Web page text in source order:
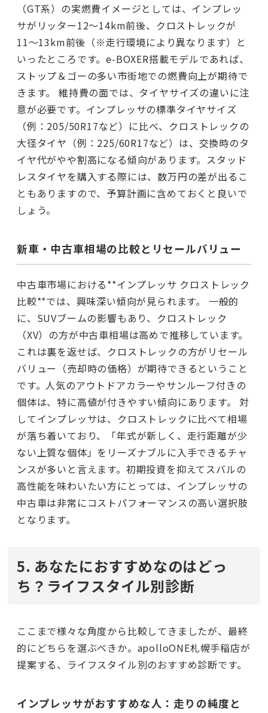
（GT系）の実燃費イメージとしては、インプレッ
サがリッター12〜14km前後、クロストレックが
11〜13km前後（※走行環境により異なります）と
いったところです。e-BOXER搭載モデルであれば、
ストップ＆ゴーの多い市街地での燃費向上が期待で
きます。 維持費の面では、タイヤサイズの違いに注
意が必要です。インプレッサの標準タイヤサイズ
（例：205/50R17など）に比べ、クロストレックの
大径タイヤ（例：225/60R17など）は、交換時のタ
イヤ代がやや割高になる傾向があります。スタッド
レスタイヤを購入する際には、数万円の差が出るこ
ともありますので、予算計画に含めておくと良いで
しょう。
新車・中古車相場の比較とリセールバリュー
中古車市場における**インプレッサ クロストレック
比較**では、興味深い傾向が見られます。 一般的
に、SUVブームの影響もあり、クロストレック
（XV）の方が中古車相場は高めで推移しています。
これは裏を返せば、クロストレックの方がリセール
バリュー（売却時の価格）が期待できるということ
です。人気のアウトドアカラーやサンルーフ付きの
個体は、特に高値が付きやすい傾向にあります。 対
してインプレッサは、クロストレックに比べて相場
が落ち着いており、「年式が新しく、走行距離が少
ない上質な個体」をリーズナブルに入手できるチャ
ンスが多いと言えます。初期投資を抑えてスバルの
高性能を味わいたい方にとっては、インプレッサの
中古車は非常にコストパフォーマンスの高い選択肢
となります。
5. あなたにおすすめなのはどっ
ち？ライフスタイル別診断
ここまで様々な角度から比較してきましたが、最終
的にどちらを選ぶべきか。apolloONE札幌手稲店が
提案する、ライフスタイル別のおすすめ診断です。
インプレッサがおすすめな人：走りの純度と